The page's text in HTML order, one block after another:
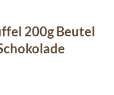
200g Beutel